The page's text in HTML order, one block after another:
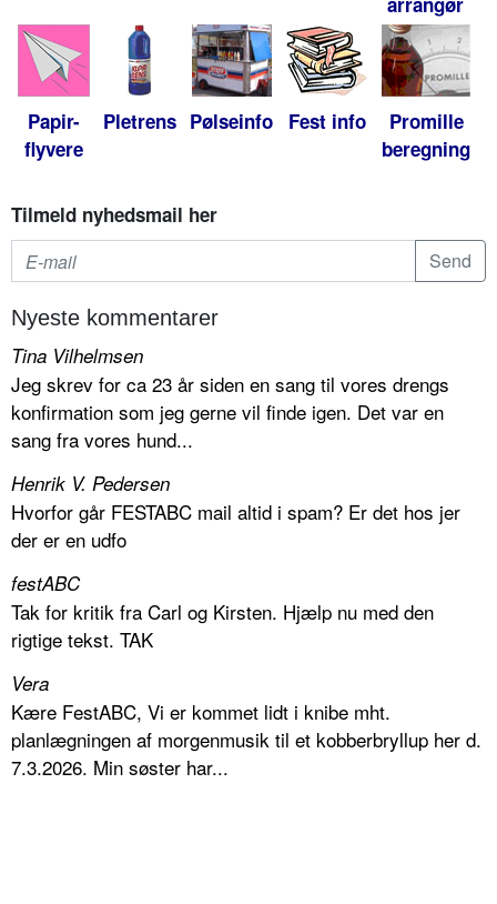
Papir-
flyvere
Pletrens Pølseinfo Fest info
Promille
beregning
Tilmeld nyhedsmail her
Nyeste kommentarer
Tina Vilhelmsen
Jeg skrev for ca 23 år siden en sang til vores drengs
konfirmation som jeg gerne vil finde igen. Det var en
sang fra vores hund...
Henrik V. Pedersen
Hvorfor går FESTABC mail altid i spam? Er det hos jer
der er en udfo
festABC
Tak for kritik fra Carl og Kirsten. Hjælp nu med den
rigtige tekst. TAK
Vera
Kære FestABC, Vi er kommet lidt i knibe mht.
planlægningen af morgenmusik til et kobberbryllup her d.
7.3.2026. Min søster har...